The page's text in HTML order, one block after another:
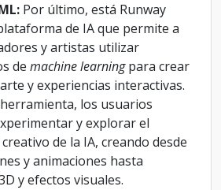
Por último, está Runway
de IA que permite a
y artistas utilizar
de machine learningpara crear
y experiencias interactivas.
los usuarios
y explorar el
de la IA, creando desde
y animaciones hasta
y efectos visuales.